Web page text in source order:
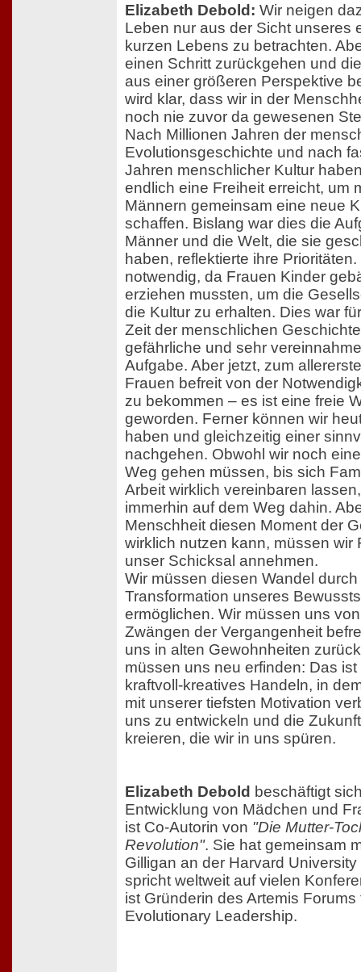
Elizabeth Debold: Wir neigen
Leben nur aus der Sicht unseres
kurzen Lebens zu betrachten.
einen Schritt zurückgehen und
aus einer größeren Perspektive
wird klar, dass wir in der
noch nie zuvor da gewesenen
Nach Millionen Jahren der
Evolutionsgeschichte und nach
Jahren menschlicher Kultur
endlich eine Freiheit erreicht, um
Männern gemeinsam eine neue
schaffen. Bislang war dies die
Männer und die Welt, die sie
haben, reflektierte ihre
notwendig, da Frauen Kinder
erziehen mussten, um die
die Kultur zu erhalten. Dies war
Zeit der menschlichen
gefährliche und sehr
Aufgabe. Aber jetzt, zum
Frauen befreit von der
zu bekommen – es ist eine freie
geworden. Ferner können wir
haben und gleichzeitig einer
nachgehen. Obwohl wir noch
Weg gehen müssen, bis sich
Arbeit wirklich vereinbaren
immerhin auf dem Weg dahin.
Menschheit diesen Moment der
wirklich nutzen kann, müssen wir
unser Schicksal annehmen.
Wir müssen diesen Wandel durch
Transformation unseres
ermöglichen. Wir müssen uns
Zwängen der Vergangenheit
uns in alten Gewohnheiten
müssen uns neu erfinden: Das ist
kraftvoll-kreatives Handeln, in
mit unserer tiefsten Motivation
uns zu entwickeln und die
kreieren, die wir in uns spüren.
Elizabeth Debold beschäftigt
Entwicklung von Mädchen und
ist Co-Autorin von "Die Mutter-
Revolution". Sie hat gemeinsam
Gilligan an der Harvard
spricht weltweit auf vielen
ist Gründerin des Artemis Forums
Evolutionary Leadership.